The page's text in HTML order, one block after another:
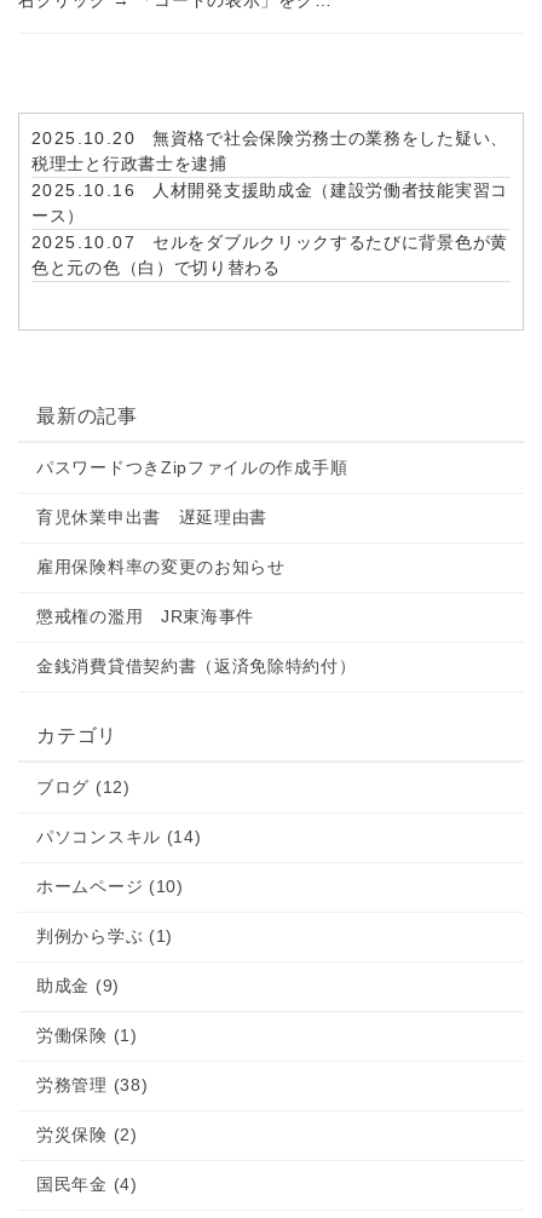
2025.10.20
無資格で社会保険労務士の業務をした疑い、
税理士と行政書士を逮捕
2025.10.16
人材開発支援助成金（建設労働者技能実習コ
ース）
2025.10.07
セルをダブルクリックするたびに背景色が黄
色と元の色（白）で切り替わる
最新の記事
パスワードつきZipファイルの作成手順
育児休業申出書 遅延理由書
雇用保険料率の変更のお知らせ
懲戒権の濫用 JR東海事件
金銭消費貸借契約書（返済免除特約付）
カテゴリ
ブログ (12)
パソコンスキル (14)
ホームページ (10)
判例から学ぶ (1)
助成金 (9)
労働保険 (1)
労務管理 (38)
労災保険 (2)
国民年金 (4)